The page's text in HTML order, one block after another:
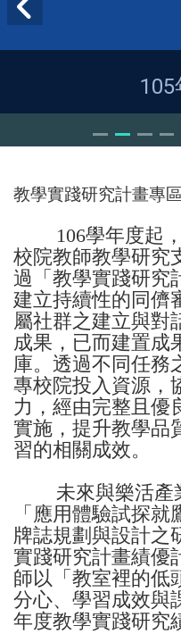
105
教學實踐研究計畫專區
106學年度起，
校院教師教學研究
過「教學實踐研究
建立持續性的同儕
屬社群之建立與對
成果，已而建置成
庫。透過不同任務
專校院投入資源，
力，經由完整且優
實施，提升教學品
習的相關成效。
未來與樂活產
「應用體驗試探
牌誌規劃與設計之
實踐研究計畫績優
師以「教室裡的低
分心、學習成效與
年度教學實踐研究